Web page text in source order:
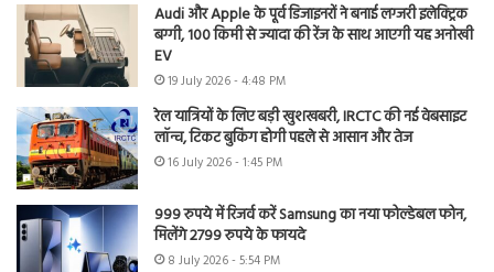
Audi और Apple के पूर्व डिजाइनरों ने बनाई लग्जरी इलेक्ट्रिक
बग्गी, 100 किमी से ज्यादा की रेंज के साथ आएगी यह अनोखी
EV
19 July 2026 - 4:48 PM
रेल यात्रियों के लिए बड़ी खुशखबरी, IRCTC की नई वेबसाइट
लॉन्च, टिकट बुकिंग होगी पहले से आसान और तेज
16 July 2026 - 1:45 PM
999 रुपये में रिजर्व करें Samsung का नया फोल्डेबल फोन,
मिलेंगे 2799 रुपये के फायदे
8 July 2026 - 5:54 PM